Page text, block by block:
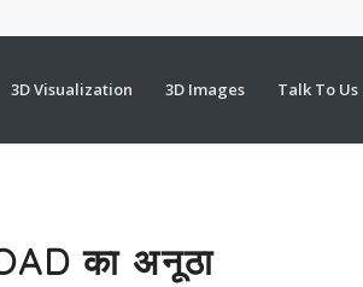
3D Visualization 3D Images Talk To Us
का अनूठा